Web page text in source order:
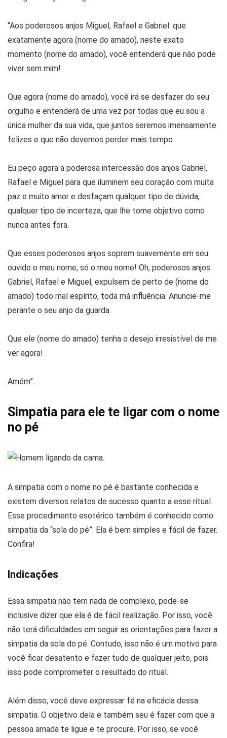
“Aos poderosos anjos Miguel, Rafael e Gabriel: que
exatamente agora (nome do amado), neste exato
momento (nome do amado), você entenderá que não pode
viver sem mim!
Que agora (nome do amado), você irá se desfazer do seu
orgulho e entenderá de uma vez por todas que eu sou a
única mulher da sua vida, que juntos seremos imensamente
felizes e que não devemos perder mais tempo.
Eu peço agora a poderosa intercessão dos anjos Gabriel,
Rafael e Miguel para que iluminem seu coração com muita
paz e muito amor e desfaçam qualquer tipo de dúvida,
qualquer tipo de incerteza, que lhe torne objetivo como
nunca antes fora.
Que esses poderosos anjos soprem suavemente em seu
ouvido o meu nome, só o meu nome! Oh, poderosos anjos
Gabriel, Rafael e Miguel, expulsem de perto de (nome do
amado) todo mal espírito, toda má influência. Anuncie-me
perante o seu anjo da guarda.
Que ele (nome do amado) tenha o desejo irresistível de me
ver agora!
Amém”.
Simpatia para ele te ligar com o nome
no pé
A simpatia com o nome no pé é bastante conhecida e
existem diversos relatos de sucesso quanto a esse ritual.
Esse procedimento esotérico também é conhecido como
simpatia da “sola do pé”. Ela é bem simples e fácil de fazer.
Confira!
Indicações
Essa simpatia não tem nada de complexo, pode-se
inclusive dizer que ela é de fácil realização. Por isso, você
não terá dificuldades em seguir as orientações para fazer a
simpatia da sola do pé. Contudo, isso não é um motivo para
você ficar desatento e fazer tudo de qualquer jeito, pois
isso pode comprometer o resultado do ritual.
Além disso, você deve expressar fé na eficácia dessa
simpatia. O objetivo dela e também seu é fazer com que a
pessoa amada te ligue e te procure. Por isso, se você